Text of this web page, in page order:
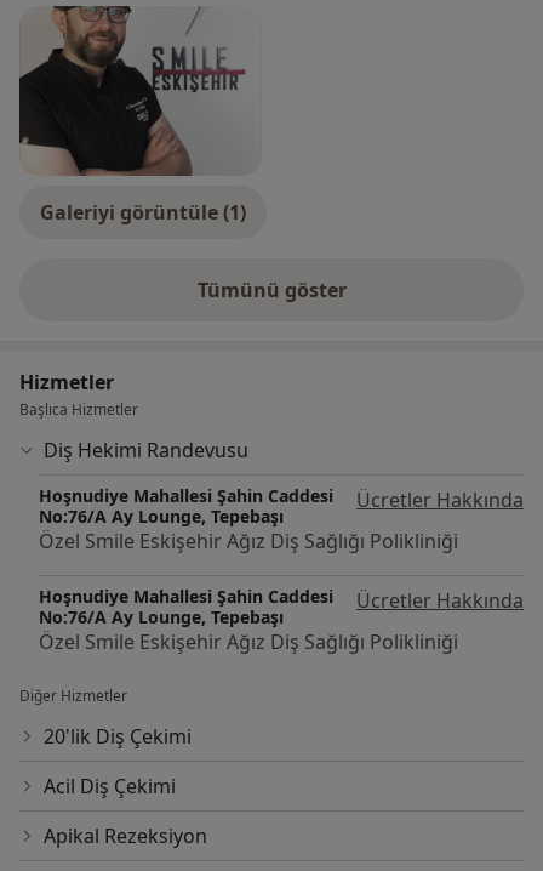
Galeriyi görüntüle (1)
Tümünü gösterdeneyim hakkında
Hizmetler
Başlıca Hizmetler
Diş Hekimi Randevusu
Hoşnudiye Mahallesi Şahin Caddesi
No:76/A Ay Lounge, Tepebaşı
Ücretler Hakkında
Özel Smile Eskişehir Ağız Diş Sağlığı Polikliniği
Hoşnudiye Mahallesi Şahin Caddesi
No:76/A Ay Lounge, Tepebaşı
Ücretler Hakkında
Özel Smile Eskişehir Ağız Diş Sağlığı Polikliniği
Diğer Hizmetler
20'lik Diş Çekimi
Acil Diş Çekimi
Apikal Rezeksiyon